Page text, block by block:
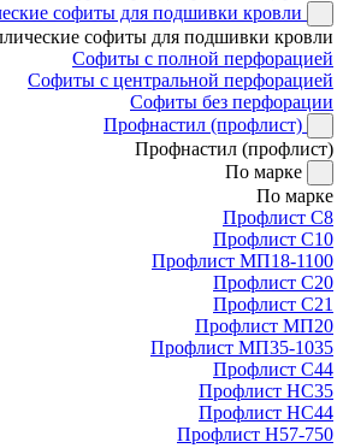
софиты для подшивки кровли
софиты для подшивки кровли
Софиты с полной перфорацией
Софиты с центральной перфорацией
Софиты без перфорации
Профнастил (профлист)
Профнастил (профлист)
По марке
По марке
Профлист С8
Профлист С10
Профлист МП18-1100
Профлист С20
Профлист С21
Профлист МП20
Профлист МП35-1035
Профлист С44
Профлист НС35
Профлист НС44
Профлист Н57-750